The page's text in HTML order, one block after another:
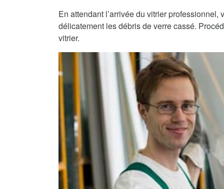
En attendant l’arrivée du vitrier professionnel,
délicatement les débris de verre cassé.
vitrier.